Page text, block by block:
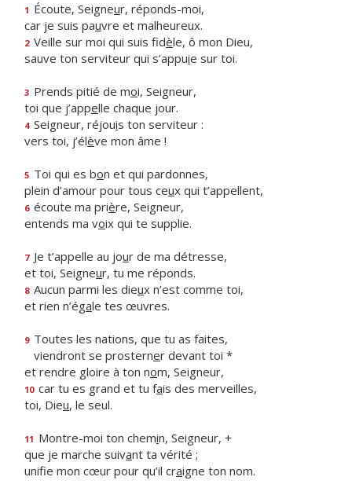
1 Écoute, Seigneur, réponds-moi,
car je suis pauvre et malheureux.
2 Veille sur moi qui suis fidèle, ô mon Dieu,
sauve ton serviteur qui s’appuie sur toi.
3 Prends pitié de moi, Seigneur,
toi que j’appelle chaque jour.
4 Seigneur, réjouis ton serviteur :
vers toi, j’élève mon âme !
5 Toi qui es bon et qui pardonnes,
plein d’amour pour tous ceux qui t’appellent,
6 écoute ma prière, Seigneur,
entends ma voix qui te supplie.
7 Je t’appelle au jour de ma détresse,
et toi, Seigneur, tu me réponds.
8 Aucun parmi les dieux n’est comme toi,
et rien n’égale tes œuvres.
9 Toutes les nations, que tu as faites,
viendront se prosterner devant toi *
et rendre gloire à ton nom, Seigneur,
10 car tu es grand et tu fais des merveilles,
toi, Dieu, le seul.
11 Montre-moi ton chemin, Seigneur, +
que je marche suivant ta vérité ;
unifie mon cœur pour qu’il craigne ton nom.